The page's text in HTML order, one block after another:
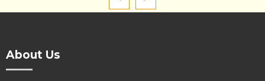
About Us